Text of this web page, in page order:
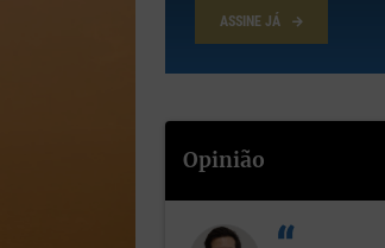
ASSINE JÁ
Opinião